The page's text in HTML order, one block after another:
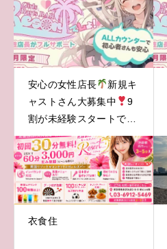
安心の女性店長
新規キ
ャストさん大募集中
9
割が未経験スタートです
衣食住